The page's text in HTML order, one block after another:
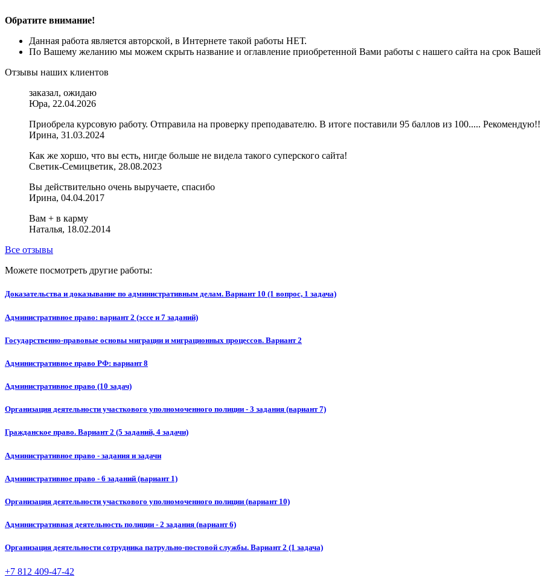
Обратите внимание!
Данная работа является авторской, в Интернете такой работы НЕТ.
По Вашему желанию мы можем скрыть название и оглавление приобретенной Вами работы с нашего сайта на срок Вашей
Отзывы наших клиентов
заказал, ожидаю
Юра, 22.04.2026
Приобрела курсовую работу. Отправила на проверку преподавателю. В итоге поставили 95 баллов из 100.....
Ирина, 31.03.2024
Как же хоршо, что вы есть, нигде больше не видела такого суперского сайта!
Светик-Семицветик, 28.08.2023
Вы действительно очень выручаете, спасибо
Ирина, 04.04.2017
Вам + в карму
Наталья, 18.02.2014
Все отзывы
Можете посмотреть другие работы:
Доказательства и доказывание по административным делам. Вариант 10 (1 вопрос, 1 задача)
Административное право: вариант 2 (эссе и 7 заданий)
Государственно-правовые основы миграции и миграционных процессов. Вариант 2
Административное право РФ: вариант 8
Административное право (10 задач)
Организация деятельности участкового уполномоченного полиции - 3 задания (вариант 7)
Гражданское право. Вариант 2 (5 заданий, 4 задачи)
Административное право - задания и задачи
Административное право - 6 заданий (вариант 1)
Организация деятельности участкового уполномоченного полиции (вариант 10)
Административная деятельность полиции - 2 задания (вариант 6)
Организация деятельности сотрудника патрульно-постовой службы. Вариант 2 (1 задача)
+7 812 409-47-42